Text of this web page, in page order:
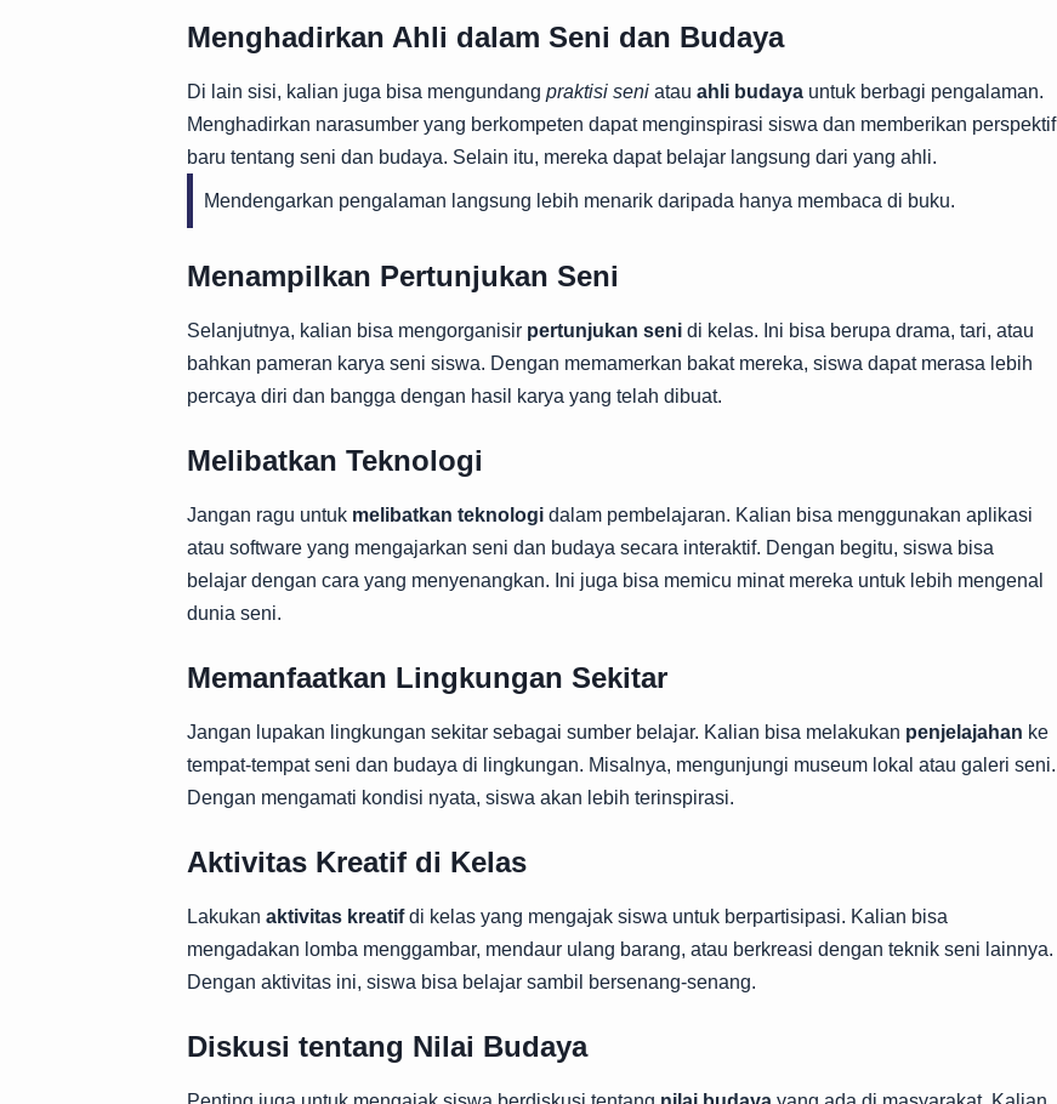
Menghadirkan Ahli dalam Seni dan Budaya
Di lain sisi, kalian juga bisa mengundang praktisi seni atau ahli budaya untuk berbagi pengalaman.
Menghadirkan narasumber yang berkompeten dapat menginspirasi siswa dan memberikan perspektif
baru tentang seni dan budaya. Selain itu, mereka dapat belajar langsung dari yang ahli.
Mendengarkan pengalaman langsung lebih menarik daripada hanya membaca di buku.
Menampilkan Pertunjukan Seni
Selanjutnya, kalian bisa mengorganisir pertunjukan seni di kelas. Ini bisa berupa drama, tari, atau
bahkan pameran karya seni siswa. Dengan memamerkan bakat mereka, siswa dapat merasa lebih
percaya diri dan bangga dengan hasil karya yang telah dibuat.
Melibatkan Teknologi
Jangan ragu untuk melibatkan teknologi dalam pembelajaran. Kalian bisa menggunakan aplikasi
atau software yang mengajarkan seni dan budaya secara interaktif. Dengan begitu, siswa bisa
belajar dengan cara yang menyenangkan. Ini juga bisa memicu minat mereka untuk lebih mengenal
dunia seni.
Memanfaatkan Lingkungan Sekitar
Jangan lupakan lingkungan sekitar sebagai sumber belajar. Kalian bisa melakukan penjelajahan ke
tempat-tempat seni dan budaya di lingkungan. Misalnya, mengunjungi museum lokal atau galeri seni.
Dengan mengamati kondisi nyata, siswa akan lebih terinspirasi.
Aktivitas Kreatif di Kelas
Lakukan aktivitas kreatifdi kelas yang mengajak siswa untuk berpartisipasi. Kalian bisa
mengadakan lomba menggambar, mendaur ulang barang, atau berkreasi dengan teknik seni lainnya.
Dengan aktivitas ini, siswa bisa belajar sambil bersenang-senang.
Diskusi tentang Nilai Budaya